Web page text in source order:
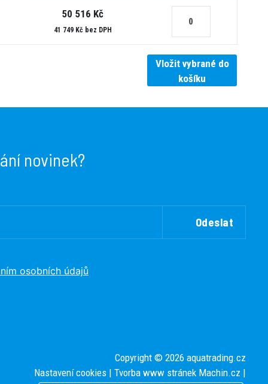
50 516 Kč
41 749 Kč bez DPH
Vložit vybrané do
košíku
novinek?
osobních údajů
Odeslat
Copyright © 2026 aquatrading.cz
Nastavení cookies | Tvorba www stránek Machin.cz |